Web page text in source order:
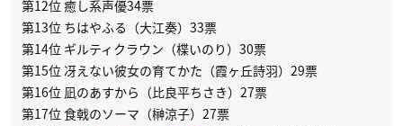
第12位 癒し系声優34票
第13位 ちはやふる（大江奏）33票
第14位 ギルティクラウン（楪いのり）30票
第15位 冴えない彼女の育てかた（霞ヶ丘詩羽）29票
第16位 凪のあすから（比良平ちさき）27票
第17位 食戟のソーマ（榊涼子）27票